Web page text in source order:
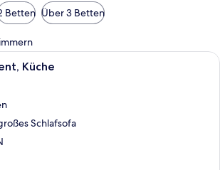
Betten Über 3 Betten
Küche
Schlafsofa